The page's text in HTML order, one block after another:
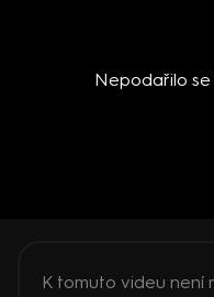
Nepodařilo
K tomuto videu není